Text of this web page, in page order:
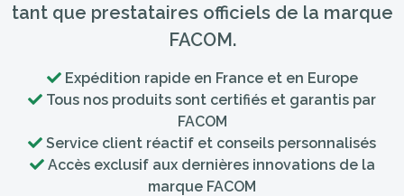
tant que prestataires officiels de la marque
FACOM.
Expédition rapide en France et en Europe
Tous nos produits sont certifiés et garantis par
FACOM
Service client réactif et conseils personnalisés
Accès exclusif aux dernières innovations de la
marque FACOM